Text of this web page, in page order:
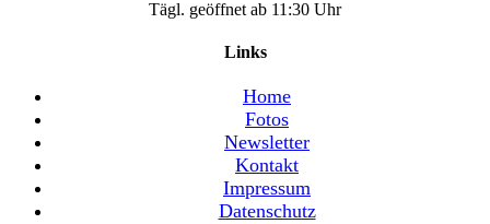
Tägl. geöffnet ab 11:30 Uhr
Links
Home
Fotos
Newsletter
Kontakt
Impressum
Datenschutz